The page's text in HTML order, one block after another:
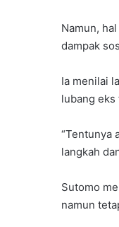
Namun,
dampak
Ia menilai
lubang eks
“Tentunya
langkah
Sutomo
namun